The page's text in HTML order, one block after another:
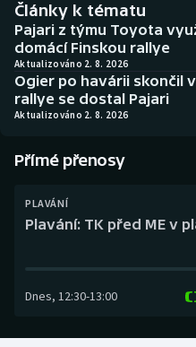
Basketbal
Biatlon
Boby a skeleton
Box
Curling
Historické návraty
Aplikace ČT sport
AZ kvíz
Články k tématu
Pajari z týmu Toyota
domácí Finskou rallye
Aktualizováno 2. 8. 2026
Ogier po havárii skončil
rallye se dostal Pajari
Aktualizováno 2. 8. 2026
Přímé přenosy
PLAVÁNÍ
Plavání: TK před ME v
Dnes, 12:30-13:00